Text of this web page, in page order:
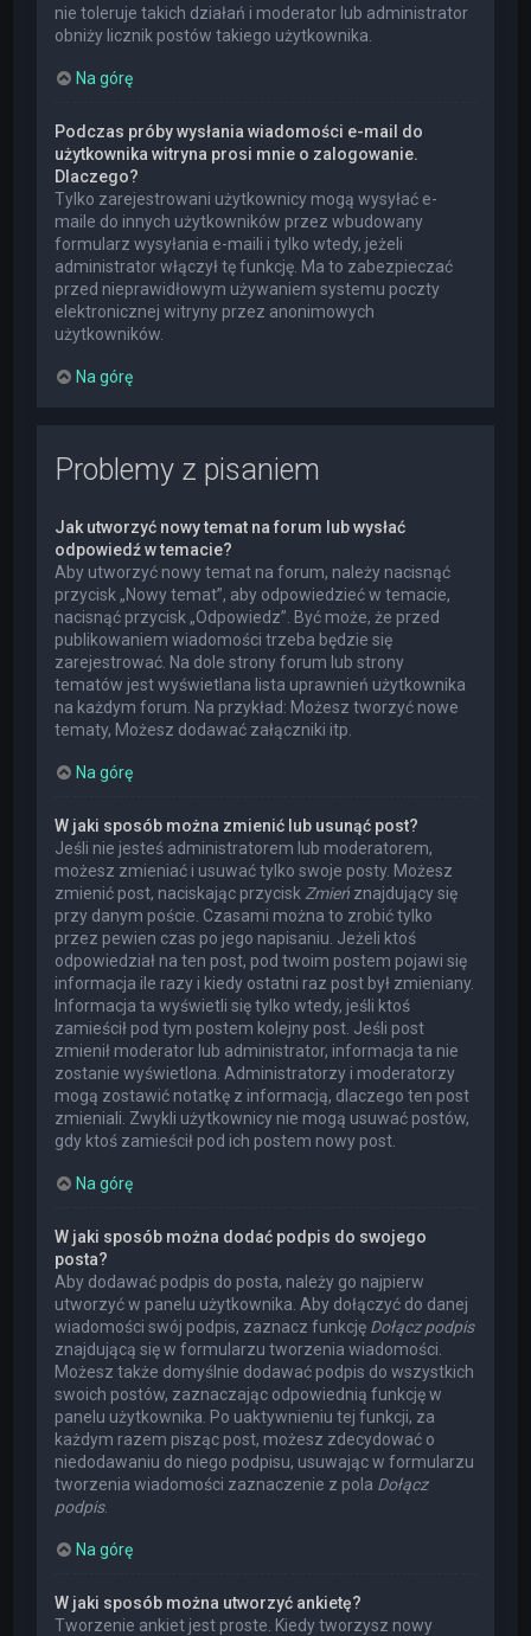
nie toleruje takich działań i moderator lub administrator
obniży licznik postów takiego użytkownika.
Na górę
Podczas próby wysłania wiadomości e-mail do
użytkownika witryna prosi mnie o zalogowanie.
Dlaczego?
Tylko zarejestrowani użytkownicy mogą wysyłać e-
maile do innych użytkowników przez wbudowany
formularz wysyłania e-maili i tylko wtedy, jeżeli
administrator włączył tę funkcję. Ma to zabezpieczać
przed nieprawidłowym używaniem systemu poczty
elektronicznej witryny przez anonimowych
użytkowników.
Na górę
Problemy z pisaniem
Jak utworzyć nowy temat na forum lub wysłać
odpowiedź w temacie?
Aby utworzyć nowy temat na forum, należy nacisnąć
przycisk „Nowy temat”, aby odpowiedzieć w temacie,
nacisnąć przycisk „Odpowiedz”. Być może, że przed
publikowaniem wiadomości trzeba będzie się
zarejestrować. Na dole strony forum lub strony
tematów jest wyświetlana lista uprawnień użytkownika
na każdym forum. Na przykład: Możesz tworzyć nowe
tematy, Możesz dodawać załączniki itp.
Na górę
W jaki sposób można zmienić lub usunąć post?
Jeśli nie jesteś administratorem lub moderatorem,
możesz zmieniać i usuwać tylko swoje posty. Możesz
zmienić post, naciskając przycisk Zmień znajdujący się
przy danym poście. Czasami można to zrobić tylko
przez pewien czas po jego napisaniu. Jeżeli ktoś
odpowiedział na ten post, pod twoim postem pojawi się
informacja ile razy i kiedy ostatni raz post był zmieniany.
Informacja ta wyświetli się tylko wtedy, jeśli ktoś
zamieścił pod tym postem kolejny post. Jeśli post
zmienił moderator lub administrator, informacja ta nie
zostanie wyświetlona. Administratorzy i moderatorzy
mogą zostawić notatkę z informacją, dlaczego ten post
zmieniali. Zwykli użytkownicy nie mogą usuwać postów,
gdy ktoś zamieścił pod ich postem nowy post.
Na górę
W jaki sposób można dodać podpis do swojego
posta?
Aby dodawać podpis do posta, należy go najpierw
utworzyć w panelu użytkownika. Aby dołączyć do danej
wiadomości swój podpis, zaznacz funkcję Dołącz podpis
znajdującą się w formularzu tworzenia wiadomości.
Możesz także domyślnie dodawać podpis do wszystkich
swoich postów, zaznaczając odpowiednią funkcję w
panelu użytkownika. Po uaktywnieniu tej funkcji, za
każdym razem pisząc post, możesz zdecydować o
niedodawaniu do niego podpisu, usuwając w formularzu
tworzenia wiadomości zaznaczenie z pola Dołącz
podpis.
Na górę
W jaki sposób można utworzyć ankietę?
Tworzenie ankiet jest proste. Kiedy tworzysz nowy